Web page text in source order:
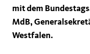
mit dem
MdB,
Westfalen.